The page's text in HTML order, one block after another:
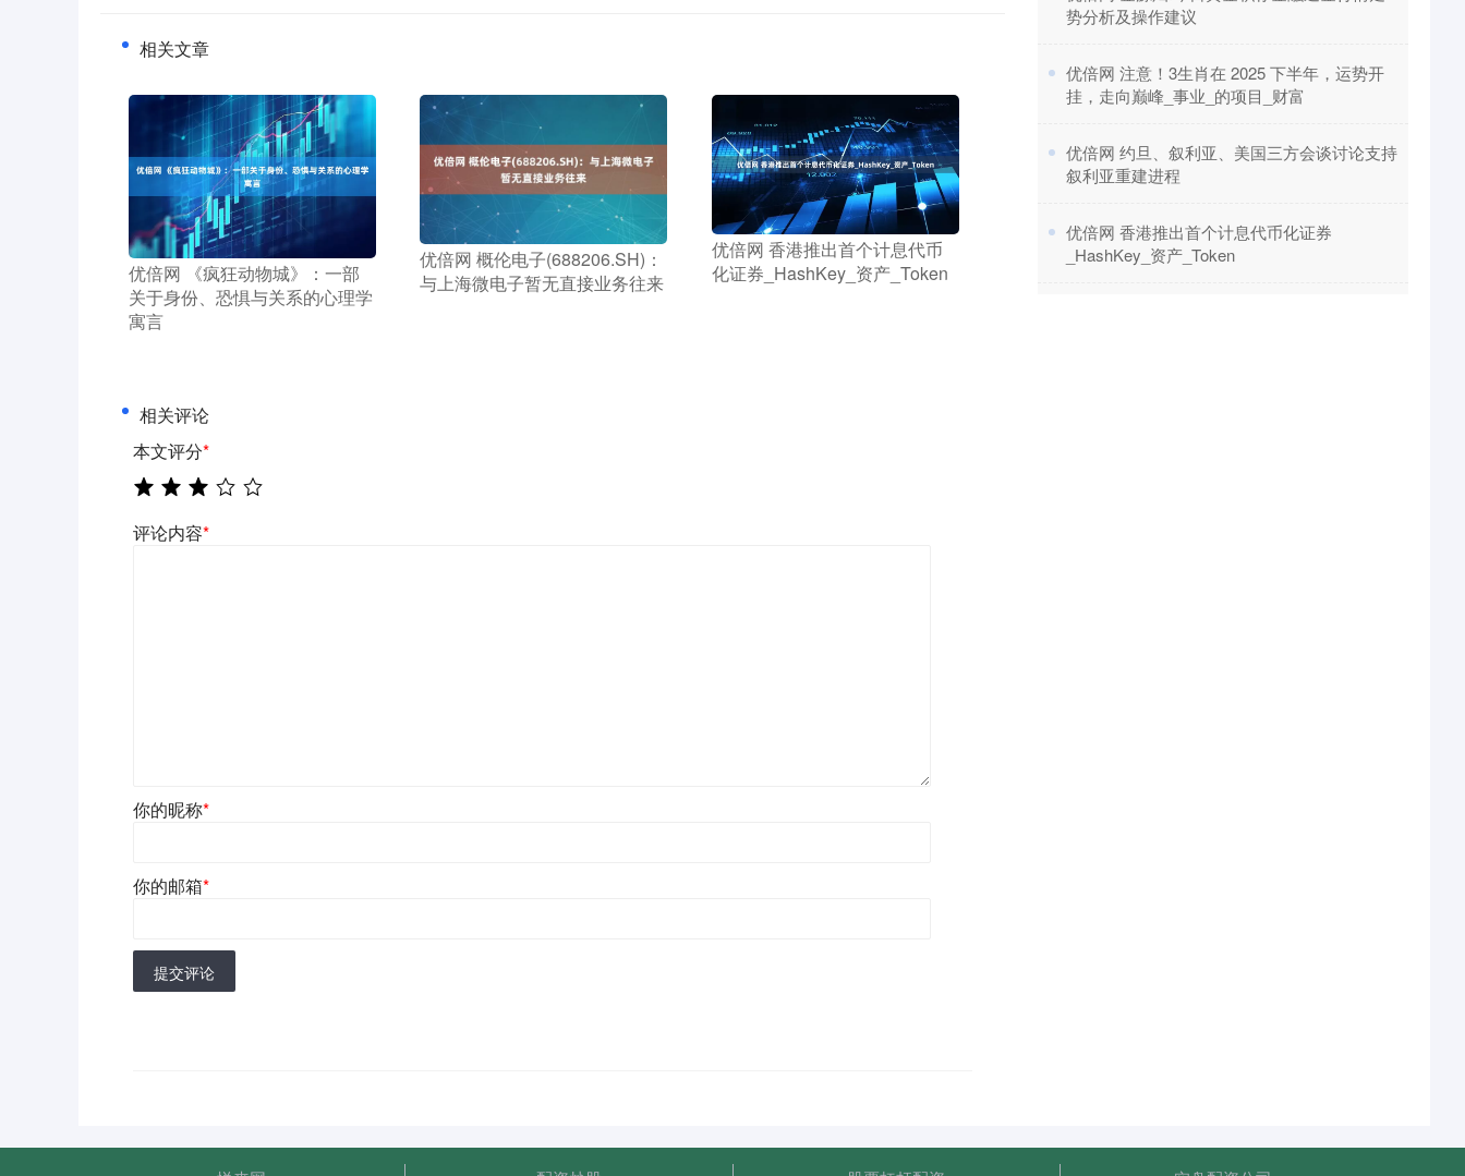
相关文章
​优倍网 《疯狂动物城》：一部
关于身份、恐惧与关系的心理学
寓言
​优倍网 概伦电子(688206.SH)：
与上海微电子暂无直接业务往来
​优倍网 香港推出首个计息代币
化证券_HashKey_资产_Token
相关评论
本文评分*
评论内容*
你的昵称*
你的邮箱*
提交评论
势分析及操作建议
​优倍网 注意！3生肖在 2025 下半年，运势开
挂，走向巅峰_事业_的项目_财富
​优倍网 约旦、叙利亚、美国三方会谈讨论支持
叙利亚重建进程
​优倍网 香港推出首个计息代币化证券
_HashKey_资产_Token